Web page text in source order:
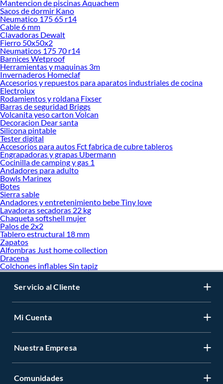
Herramientas, materiales y accesorios de calidad para tus proyectos y
renovación de espacios. ¡Visítanos y descubre todo lo que tenemos para
ofrecerte!
Encuentra una amplia variedad de productos de Herramientas y máquinas en
Sodimac. Encuentra todo lo necesario para tus proyectos de renovación y
decoración. ¡Visítanos y haz tus ideas realidad!
Mantencion de piscinas Aquachem
Sacos de dormir Kano
Neumatico 175 65 r14
Cable 6 mm
Clavadoras Dewalt
Fierro 50x50x2
Neumaticos 175 70 r14
Barnices Wetproof
Herramientas y maquinas 3m
Invernaderos Homeclaf
Accesorios y repuestos para aparatos industriales de cocina
Electrolux
Rodamientos y roldana Fixser
Barras de seguridad Briggs
Volcanita yeso carton Volcan
Decoracion Dear santa
Silicona pintable
Tester digital
Accesorios para autos Fct fabrica de cubre tableros
Engrapadoras y grapas Ubermann
Cocinilla de camping y gas 1
Andadores para adulto
Bowls Marinex
Botes
Sierra sable
Andadores y entretenimiento bebe Tiny love
Lavadoras secadoras 22 kg
Chaqueta softshell mujer
Palos de 2x2
Tablero estructural 18 mm
Zapatos
Alfombras Just home collection
Dracena
Colchones inflables Sin tapiz
Servicio al Cliente
Mi Cuenta
Nuestra Empresa
Comunidades